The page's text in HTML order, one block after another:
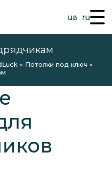
ua ru
» Потолки под ключ »